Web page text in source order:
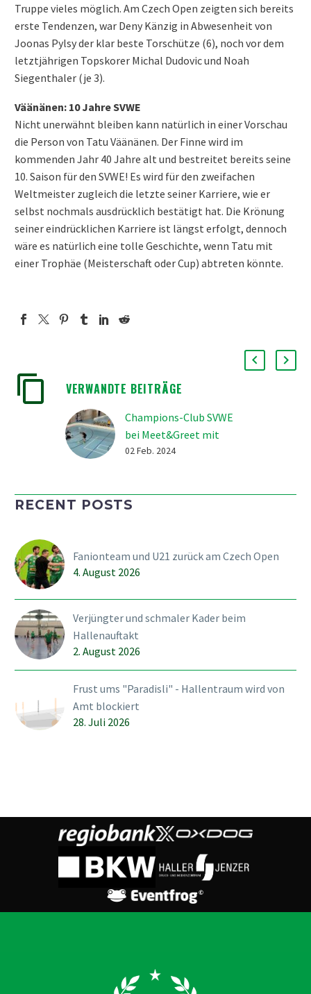
Truppe vieles möglich. Am Czech Open zeigten sich bereits
erste Tendenzen, war Deny Känzig in Abwesenheit von
Joonas Pylsy der klar beste Torschütze (6), noch vor dem
letztjährigen Topskorer Michal Dudovic und Noah
Siegenthaler (je 3).
Väänänen: 10 Jahre SVWE
Nicht unerwähnt bleiben kann natürlich in einer Vorschau
die Person von Tatu Väänänen. Der Finne wird im
kommenden Jahr 40 Jahre alt und bestreitet bereits seine
10. Saison für den SVWE! Es wird für den zweifachen
Weltmeister zugleich die letzte seiner Karriere, wie er
selbst nochmals ausdrücklich bestätigt hat. Die Krönung
seiner eindrücklichen Karriere ist längst erfolgt, dennoch
wäre es natürlich eine tolle Geschichte, wenn Tatu mit
einer Trophäe (Meisterschaft oder Cup) abtreten könnte.
VERWANDTE BEITRÄGE
Champions-Club SVWE
bei Meet&Greet mit
LUPL-Team
SVWE: Die Mitglieder des
im Rahmen des
Meet&Greet einmal mehr
Grossmatt…
02 Feb. 2024
RECENT POSTS
Fanionteam und U21 zurück am Czech Open
4. August 2026
Verjüngter und schmaler Kader beim
Hallenauftakt
2. August 2026
Frust ums "Paradisli" - Hallentraum wird von
Amt blockiert
28. Juli 2026